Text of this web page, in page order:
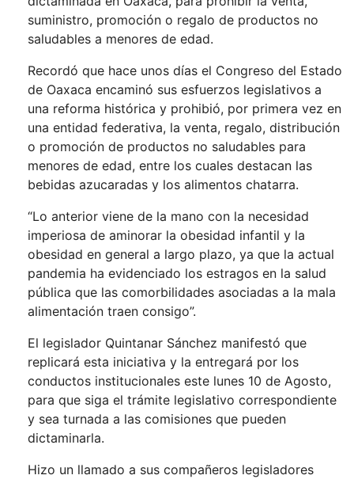
suministro, promoción o regalo de productos no
saludables a menores de edad.
Recordó que hace unos días el Congreso del Estado
de Oaxaca encaminó sus esfuerzos legislativos a
una reforma histórica y prohibió, por primera vez en
una entidad federativa, la venta, regalo, distribución
o promoción de productos no saludables para
menores de edad, entre los cuales destacan las
bebidas azucaradas y los alimentos chatarra.
“Lo anterior viene de la mano con la necesidad
imperiosa de aminorar la obesidad infantil y la
obesidad en general a largo plazo, ya que la actual
pandemia ha evidenciado los estragos en la salud
pública que las comorbilidades asociadas a la mala
alimentación traen consigo”.
El legislador Quintanar Sánchez manifestó que
replicará esta iniciativa y la entregará por los
conductos institucionales este lunes 10 de Agosto,
para que siga el trámite legislativo correspondiente
y sea turnada a las comisiones que pueden
dictaminarla.
Hizo un llamado a sus compañeros legisladores